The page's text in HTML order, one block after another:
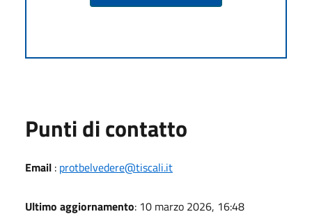
Punti di contatto
Email : protbelvedere@tiscali.it
Ultimo aggiornamento: 10 marzo 2026, 16:48